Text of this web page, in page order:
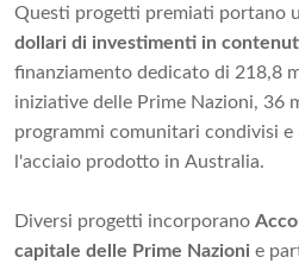
Questi progetti premiati portano
dollari di investimenti in
finanziamento dedicato di 218,8
iniziative delle Prime Nazioni, 36
programmi comunitari condivisi
l'acciaio prodotto in Australia.
Diversi progetti incorporano
capitale delle Prime Nazioni e